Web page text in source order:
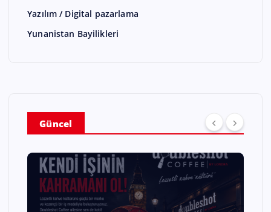
Yazılım / Digital pazarlama
Yunanistan Bayilikleri
Güncel